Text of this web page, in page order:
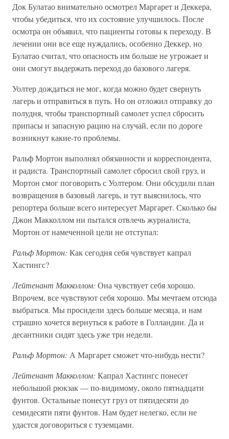
Док Булатао внимательно осмотрел Маргарет и Деккера,
чтобы убедиться, что их состояние улучшилось. После
осмотра он объявил, что пациенты готовы к переходу. В
лечении они все еще нуждались, особенно Деккер, но
Булатао считал, что опасность им больше не угрожает и
они смогут выдержать переход до базового лагеря.
Уолтер дождаться не мог, когда можно будет свернуть
лагерь и отправиться в путь. Но он отложил отправку до
полудня, чтобы транспортный самолет успел сбросить
припасы и запасную рацию на случай, если по дороге
возникнут какие-то проблемы.
Ральф Мортон выполнял обязанности и корреспондента,
и радиста. Транспортный самолет сбросил свой груз, и
Мортон смог поговорить с Уолтером. Они обсудили план
возвращения в базовый лагерь, и тут выяснилось, что
репортера больше всего интересует Маргарет. Сколько бы
Джон Макколлом ни пытался отвлечь журналиста,
Мортон от намеченной цели не отступал:
Ральф Мортон: Как сегодня себя чувствует капрал
Хастингс?
Лейтенант Макколлом: Она чувствует себя хорошо.
Впрочем, все чувствуют себя хорошо. Мы мечтаем отсюда
выбраться. Мы просидели здесь больше месяца, и нам
страшно хочется вернуться к работе в Голландии. Да и
десантники сидят здесь уже три недели.
Ральф Мортон: А Маргарет сможет что-нибудь нести?
Лейтенант Макколлом: Капрал Хастингс понесет
небольшой рюкзак — по-видимому, около пятнадцати
фунтов. Остальные понесут груз от пятидесяти до
семидесяти пяти фунтов. Нам будет нелегко, если не
удастся договориться с туземцами.